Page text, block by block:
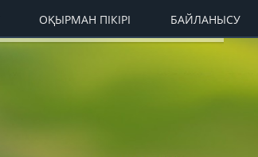
ОҚЫРМАН ПІКІРІ БАЙЛАНЫСУ